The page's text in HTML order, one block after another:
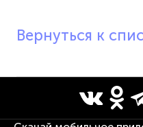
Вернуться к